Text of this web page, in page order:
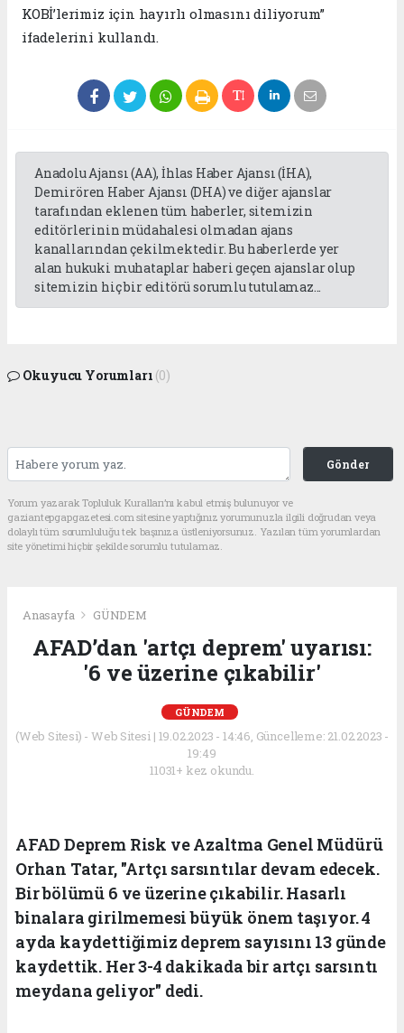
KOBİ’lerimiz için hayırlı olmasını diliyorum”
ifadelerini kullandı.
Anadolu Ajansı (AA), İhlas Haber Ajansı (İHA),
Demirören Haber Ajansı (DHA) ve diğer ajanslar
tarafından eklenen tüm haberler, sitemizin
editörlerinin müdahalesi olmadan ajans
kanallarından çekilmektedir. Bu haberlerde yer
alan hukuki muhataplar haberi geçen ajanslar olup
sitemizin hiç bir editörü sorumlu tutulamaz...
Okuyucu Yorumları (0)
Gönder
Yorum yazarak Topluluk Kuralları’nı kabul etmiş bulunuyor ve
gaziantepgapgazetesi.com sitesine yaptığınız yorumunuzla ilgili doğrudan veya
dolaylı tüm sorumluluğu tek başınıza üstleniyorsunuz. Yazılan tüm yorumlardan
site yönetimi hiçbir şekilde sorumlu tutulamaz.
Anasayfa GÜNDEM
AFAD’dan 'artçı deprem' uyarısı:
'6 ve üzerine çıkabilir'
GÜNDEM
(Web Sitesi) - Web Sitesi | 19.02.2023 - 14:46, Güncelleme: 21.02.2023 -
19:49
11031+ kez okundu.
AFAD Deprem Risk ve Azaltma Genel Müdürü
Orhan Tatar, "Artçı sarsıntılar devam edecek.
Bir bölümü 6 ve üzerine çıkabilir. Hasarlı
binalara girilmemesi büyük önem taşıyor. 4
ayda kaydettiğimiz deprem sayısını 13 günde
kaydettik. Her 3-4 dakikada bir artçı sarsıntı
meydana geliyor" dedi.